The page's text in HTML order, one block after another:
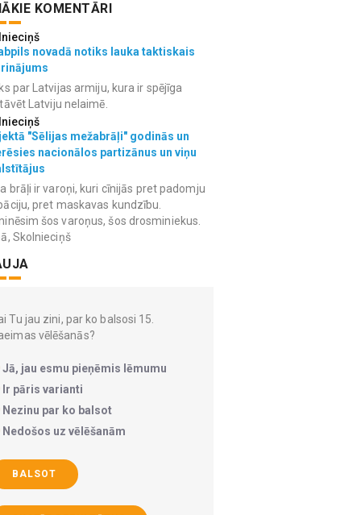
KOMENTĀRI
novadā notiks lauka taktiskais
par Latvijas armiju, kura ir spējīga
Latviju nelaimē.
"Sēlijas mežabrāļi" godinās un
nacionālos partizānus un viņu
brāļi ir varoņi, kuri cīnijās pret padomju
pret maskavas kundzību.
šos varoņus, šos drosminiekus.
Skolnieciņš
Tu jau zini, par ko balsosi 15.
vēlēšanās?
Jā, jau esmu pieņēmis lēmumu
Ir pāris varianti
Nezinu par ko balsot
Nedošos uz vēlēšanām
BALSOT